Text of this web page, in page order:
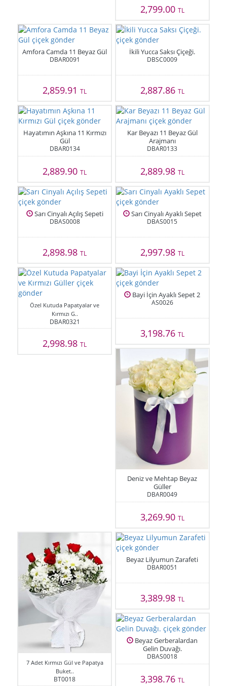
2,799.00 TL
Amfora Camda 11 Beyaz Gül
DBAR0091
2,859.91TL
İkili Yucca Saksı Çiçeği.
DBSC0009
2,887.86 TL
Hayatımın Aşkına 11 Kırmızı
Gül
DBAR0134
2,889.90TL
Kar Beyazı 11 Beyaz Gül
Arajmanı
DBAR0133
2,889.98 TL
Sarı Cinyalı Açılış Sepeti
DBAS0008
2,898.98TL
Sarı Cinyalı Ayaklı Sepet
DBAS0015
2,997.98 TL
Özel Kutuda Papatyalar ve
Kırmızı G..
DBAR0321
2,998.98TL
Bayi İçin Ayaklı Sepet 2
AS0026
3,198.76 TL
Deniz ve Mehtap Beyaz
Güller
DBAR0049
3,269.90 TL
7 Adet Kırmızı Gül ve Papatya
Buket..
BT0018
Beyaz Lilyumun Zarafeti
DBAR0051
3,389.98 TL
Beyaz Gerberalardan
Gelin Duvağı.
DBAS0018
3,398.76 TL